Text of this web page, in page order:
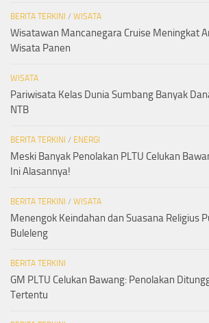
BERITA TERKINI / WISATA
Wisatawan Mancanegara Cruise Meningkat
Wisata Panen
WISATA
Pariwisata Kelas Dunia Sumbang Banyak
NTB
BERITA TERKINI / ENERGI
Meski Banyak Penolakan PLTU Celukan
Ini Alasannya!
BERITA TERKINI / WISATA
Menengok Keindahan dan Suasana Religius
Buleleng
BERITA TERKINI
GM PLTU Celukan Bawang: Penolakan
Tertentu